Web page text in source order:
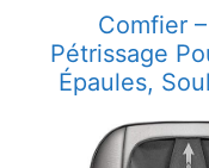
​Comfier
Pétrissage
Épaules,